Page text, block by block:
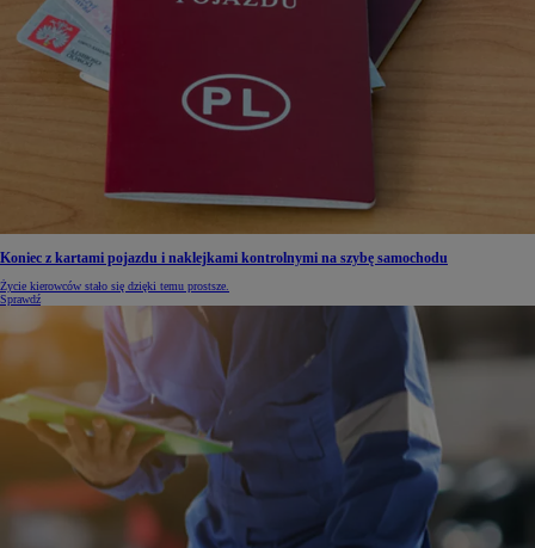
Koniec z kartami pojazdu i naklejkami kontrolnymi na szybę samochodu
Życie kierowców stało się dzięki temu prostsze.
Sprawdź